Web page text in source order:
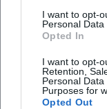
I want to opt-
Personal Data
Opted In
I want to opt-
Retention,
Personal
Purposes for
Opted Out
Wie ist die
Findet das